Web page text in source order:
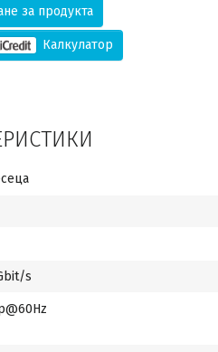
за продукта
Калкулатор
s